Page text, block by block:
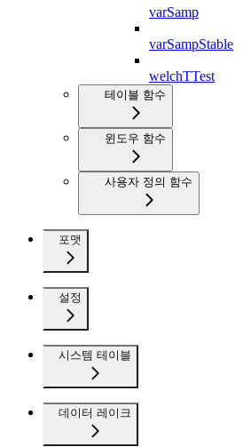
varSamp
varSampStable
welchTTest
테이블 함수
윈도우 함수
사용자 정의 함수
포맷
설정
시스템 테이블
데이터 레이크